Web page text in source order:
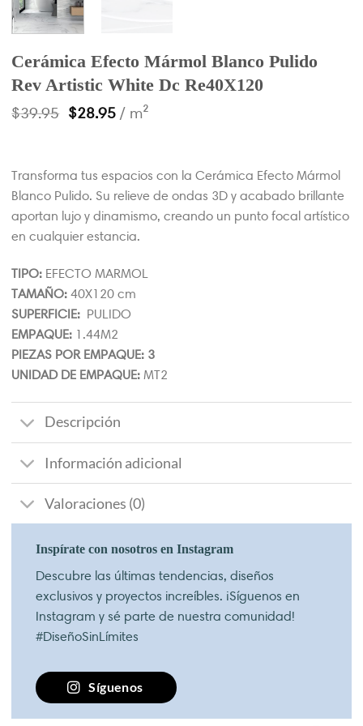
Cerámica Efecto Mármol Blanco Pulido
Rev Artistic White Dc Re40X120
$39.95 $28.95 / m²
Transforma tus espacios con la Cerámica Efecto Mármol
Blanco Pulido. Su relieve de ondas 3D y acabado brillante
aportan lujo y dinamismo, creando un punto focal artístico
en cualquier estancia.
TIPO: EFECTO MARMOL
TAMAÑO: 40X120 cm
SUPERFICIE: PULIDO
EMPAQUE: 1.44M2
PIEZAS POR EMPAQUE: 3
UNIDAD DE EMPAQUE: MT2
Descripción
Información adicional
Valoraciones (0)
Inspírate con nosotros en Instagram
Descubre las últimas tendencias, diseños
exclusivos y proyectos increíbles. ¡Síguenos en
Instagram y sé parte de nuestra comunidad!
#DiseñoSinLímites
Síguenos